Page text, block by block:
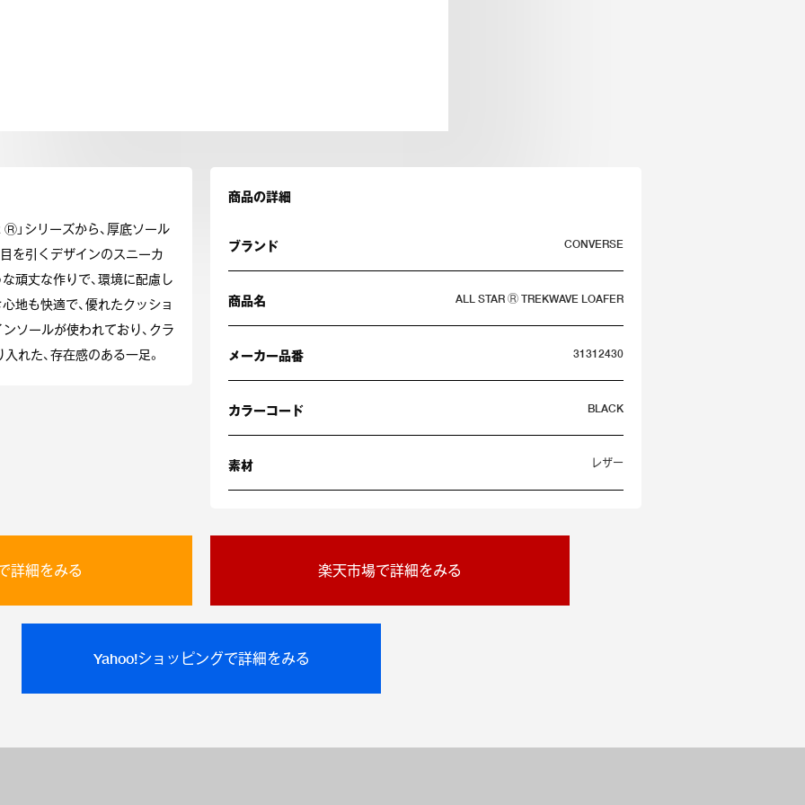
」シリーズから、厚底ソール
を引くデザインのスニーカ
頑丈な作りで、環境に配慮し
地も快適で、優れたクッショ
ソールが使われており、クラ
れた、存在感のある一足。
商品の詳細
ブランド CONVERSE
商品名 ALL STAR Ⓡ TREKWAVE LOAFER
メーカー品番 31312430
カラーコード BLACK
素材 レザー
詳細をみる 楽天市場で詳細をみる
Yahoo!ショッピングで詳細をみる